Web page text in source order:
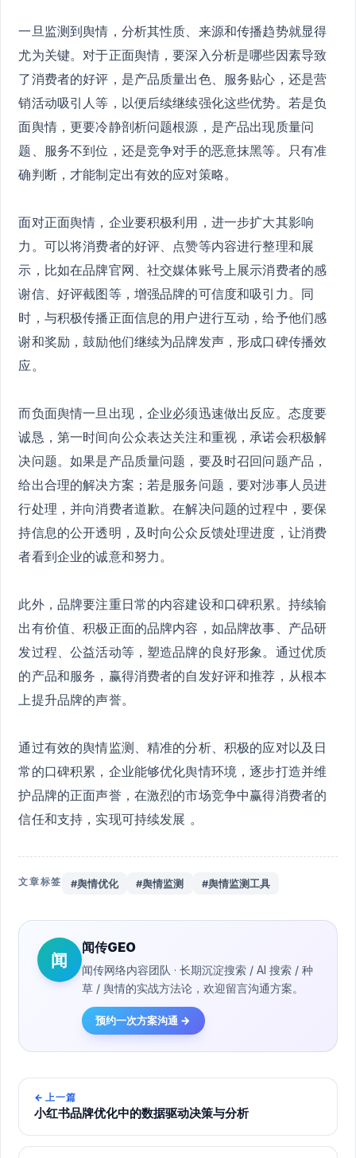
一旦监测到舆情，分析其性质、来源和传播趋势就显得
尤为关键。对于正面舆情，要深入分析是哪些因素导致
了消费者的好评，是产品质量出色、服务贴心，还是营
销活动吸引人等，以便后续继续强化这些优势。若是负
面舆情，更要冷静剖析问题根源，是产品出现质量问
题、服务不到位，还是竞争对手的恶意抹黑等。只有准
确判断，才能制定出有效的应对策略。
面对正面舆情，企业要积极利用，进一步扩大其影响
力。可以将消费者的好评、点赞等内容进行整理和展
示，比如在品牌官网、社交媒体账号上展示消费者的感
谢信、好评截图等，增强品牌的可信度和吸引力。同
时，与积极传播正面信息的用户进行互动，给予他们感
谢和奖励，鼓励他们继续为品牌发声，形成口碑传播效
应。
而负面舆情一旦出现，企业必须迅速做出反应。态度要
诚恳，第一时间向公众表达关注和重视，承诺会积极解
决问题。如果是产品质量问题，要及时召回问题产品，
给出合理的解决方案；若是服务问题，要对涉事人员进
行处理，并向消费者道歉。在解决问题的过程中，要保
持信息的公开透明，及时向公众反馈处理进度，让消费
者看到企业的诚意和努力。
此外，品牌要注重日常的内容建设和口碑积累。持续输
出有价值、积极正面的品牌内容，如品牌故事、产品研
发过程、公益活动等，塑造品牌的良好形象。通过优质
的产品和服务，赢得消费者的自发好评和推荐，从根本
上提升品牌的声誉。
通过有效的舆情监测、精准的分析、积极的应对以及日
常的口碑积累，企业能够优化舆情环境，逐步打造并维
护品牌的正面声誉，在激烈的市场竞争中赢得消费者的
信任和支持，实现可持续发展 。
文章标签 #舆情优化 #舆情监测 #舆情监测工具
闻
闻传GEO
闻传网络内容团队 · 长期沉淀搜索 / AI 搜索 / 种
草 / 舆情的实战方法论，欢迎留言沟通方案。
预约一次方案沟通 →
← 上一篇
小红书品牌优化中的数据驱动决策与分析